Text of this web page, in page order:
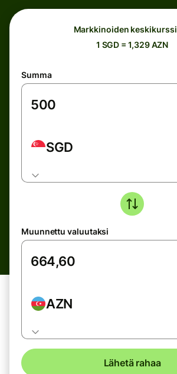
Markkinoiden keskikurssi
1 SGD = 1,329 AZN
Summa
SGD
Muunnettu valuutaksi
AZN
Lähetä rahaa